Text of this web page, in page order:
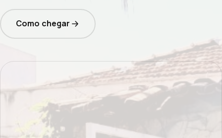
Como chegar